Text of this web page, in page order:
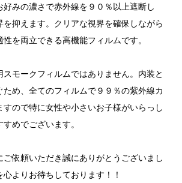
好みの濃さで赤外線を９０％以上遮断し
抑えます。クリアな視界を確保しながら
性を両立できる高機能フィルムです。
スモークフィルムではありません。内装と
ため、全てのフィルムで９９％の紫外線カ
すので特に女性や小さいお子様がいらっし
めでございます。
ご依頼いただき誠にありがとうございまし
よりお待ちしております！！